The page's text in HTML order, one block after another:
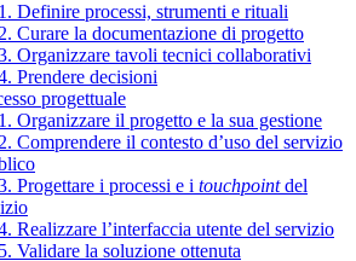
Definire processi, strumenti e rituali
Curare la documentazione di progetto
Organizzare tavoli tecnici collaborativi
Prendere decisioni
progettuale
Organizzare il progetto e la sua gestione
Comprendere il contesto d’uso del servizio
Progettare i processi e i touchpointdel
Realizzare l’interfaccia utente del servizio
Validare la soluzione ottenuta